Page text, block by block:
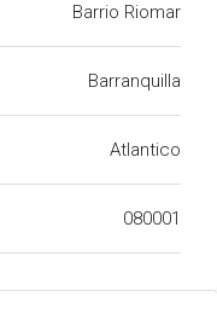
Barrio Riomar
Barranquilla
Atlantico
080001